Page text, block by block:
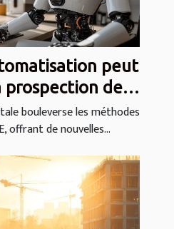
peut
des
bouleverse les méthodes
offrant de nouvelles...